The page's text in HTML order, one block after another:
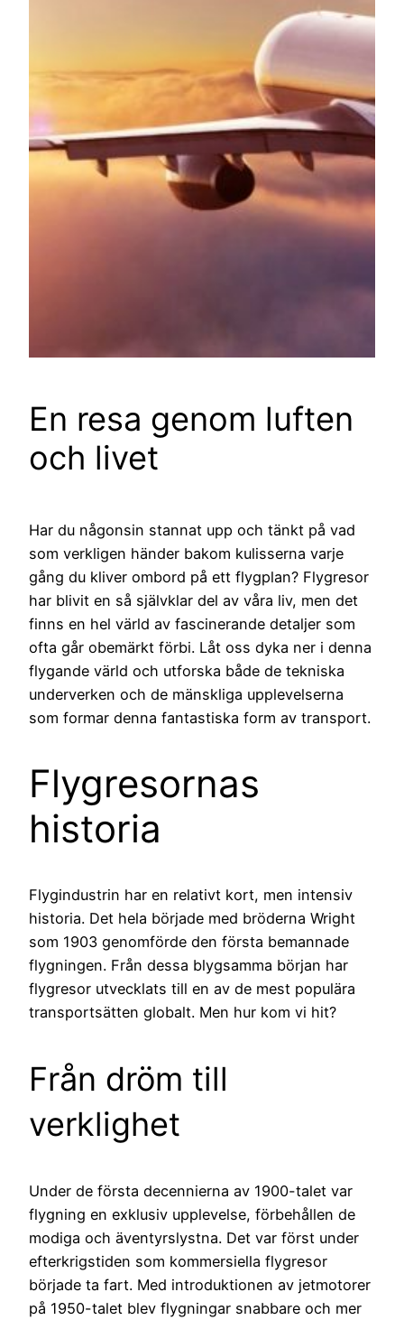
En resa genom luften
och livet
Har du någonsin stannat upp och tänkt på vad
som verkligen händer bakom kulisserna varje
gång du kliver ombord på ett flygplan? Flygresor
har blivit en så självklar del av våra liv, men det
finns en hel värld av fascinerande detaljer som
ofta går obemärkt förbi. Låt oss dyka ner i denna
flygande värld och utforska både de tekniska
underverken och de mänskliga upplevelserna
som formar denna fantastiska form av transport.
Flygresornas
historia
Flygindustrin har en relativt kort, men intensiv
historia. Det hela började med bröderna Wright
som 1903 genomförde den första bemannade
flygningen. Från dessa blygsamma början har
flygresor utvecklats till en av de mest populära
transportsätten globalt. Men hur kom vi hit?
Från dröm till
verklighet
Under de första decennierna av 1900-talet var
flygning en exklusiv upplevelse, förbehållen de
modiga och äventyrslystna. Det var först under
efterkrigstiden som kommersiella flygresor
började ta fart. Med introduktionen av jetmotorer
på 1950-talet blev flygningar snabbare och mer